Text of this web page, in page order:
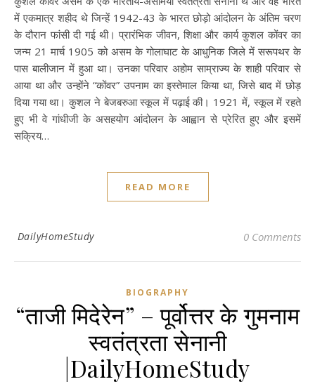
में एकमात्र शहीद थे जिन्हें 1942-43 के भारत छोड़ो आंदोलन के अंतिम चरण
के दौरान फांसी दी गई थी। प्रारंभिक जीवन, शिक्षा और कार्य कुशल कोंवर का
जन्म 21 मार्च 1905 को असम के गोलाघाट के आधुनिक जिले में सरूपथर के
पास बालीजान में हुआ था। उनका परिवार अहोम साम्राज्य के शाही परिवार से
आया था और उन्होंने “कोंवर” उपनाम का इस्तेमाल किया था, जिसे बाद में छोड़
दिया गया था। कुशल ने बेजबरुआ स्कूल में पढ़ाई की। 1921 में, स्कूल में रहते
हुए भी वे गांधीजी के असहयोग आंदोलन के आह्वान से प्रेरित हुए और इसमें
सक्रिय…
READ MORE
DailyHomeStudy 0 Comments
BIOGRAPHY
“ताजी मिदेरेन” – पूर्वोत्तर के गुमनाम
स्वतंत्रता सेनानी
|DailyHomeStudy